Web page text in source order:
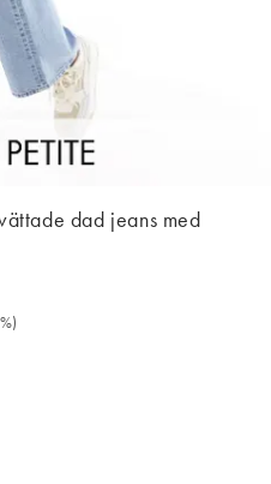
dad jeans med
pris 413,10 SEK (0%). Då
)